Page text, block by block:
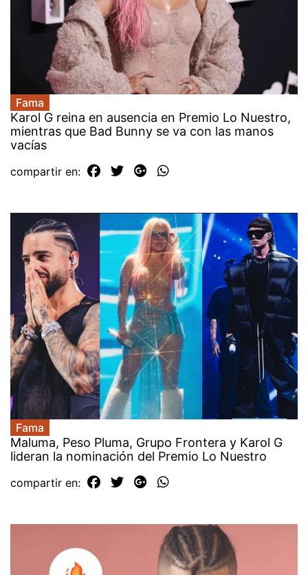
Fama
Karol G reina en ausencia en Premio Lo Nuestro,
mientras que Bad Bunny se va con las manos
vacías
compartir en:
Fama
Maluma, Peso Pluma, Grupo Frontera y Karol G
lideran la nominación del Premio Lo Nuestro
compartir en: